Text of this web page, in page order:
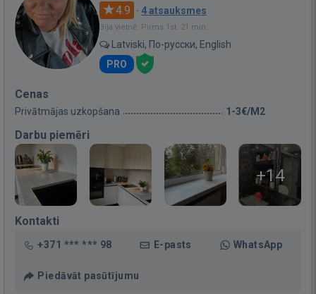
4.9 · 4 atsauksmes
Bija vietnē: Pirms 1st. 21 min.
Latviski, По-русски, English
PRO
Cenas
Privātmājas uzkopšana 1-3€/M2
Darbu piemēri
+14
Kontakti
+371 *** *** 98 E-pasts WhatsApp
Piedāvāt pasūtījumu